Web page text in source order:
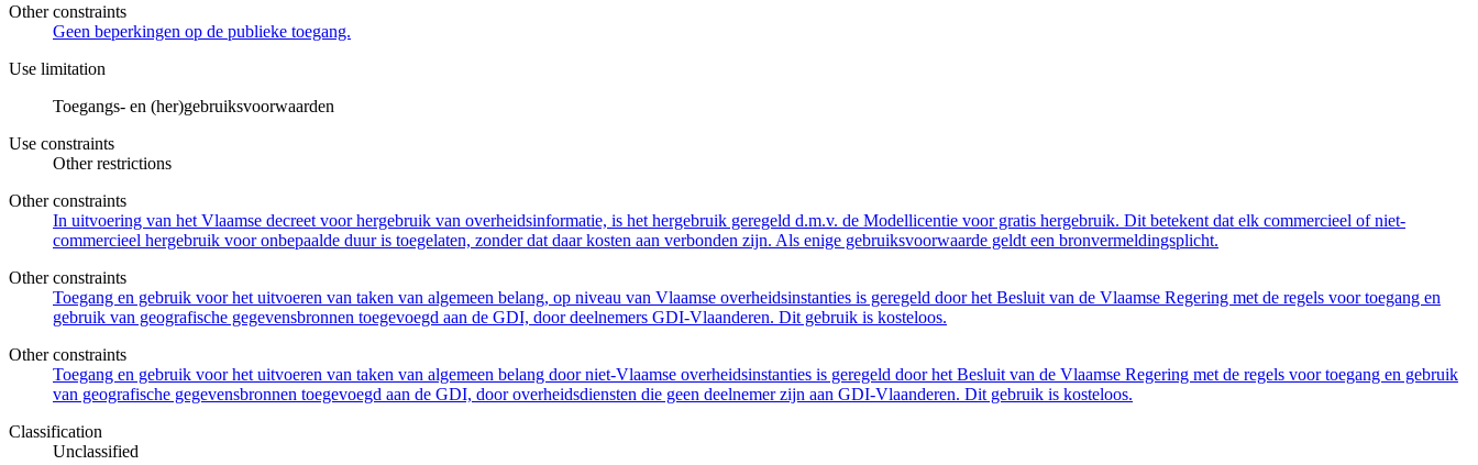
Other constraints
Geen beperkingen op de publieke toegang.
Use limitation
Toegangs- en (her)gebruiksvoorwaarden
Use constraints
Other restrictions
Other constraints
In uitvoering van het Vlaamse decreet voor hergebruik van overheidsinformatie, is het hergebruik geregeld d.m.v. de Modellicentie voor gratis hergebruik. Dit betekent dat elk commercieel of niet-
commercieel hergebruik voor onbepaalde duur is toegelaten, zonder dat daar kosten aan verbonden zijn. Als enige gebruiksvoorwaarde geldt een bronvermeldingsplicht.
Other constraints
Toegang en gebruik voor het uitvoeren van taken van algemeen belang, op niveau van Vlaamse overheidsinstanties is geregeld door het Besluit van de Vlaamse Regering met de regels voor toegang en
gebruik van geografische gegevensbronnen toegevoegd aan de GDI, door deelnemers GDI-Vlaanderen. Dit gebruik is kosteloos.
Other constraints
Toegang en gebruik voor het uitvoeren van taken van algemeen belang door niet-Vlaamse overheidsinstanties is geregeld door het Besluit van de Vlaamse Regering met de regels voor toegang en gebruik
van geografische gegevensbronnen toegevoegd aan de GDI, door overheidsdiensten die geen deelnemer zijn aan GDI-Vlaanderen. Dit gebruik is kosteloos.
Classification
Unclassified